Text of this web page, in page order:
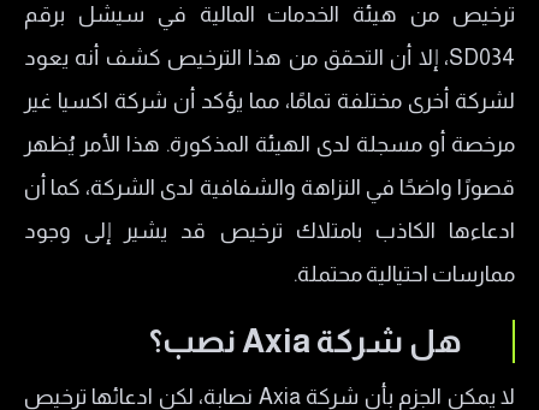
ترخيص من هيئة الخدمات المالية في سيشل برقم
SD034، إلا أن التحقق من هذا الترخيص كشف أنه يعود
لشركة أخرى مختلفة تمامًا، مما يؤكد أن شركة اكسيا غير
مرخصة أو مسجلة لدى الهيئة المذكورة. هذا الأمر يُظهر
قصورًا واضحًا في النزاهة والشفافية لدى الشركة، كما أن
ادعاءها الكاذب بامتلاك ترخيص قد يشير إلى وجود
ممارسات احتيالية محتملة.
هل شركة Axia نصب؟
لا يمكن الجزم بأن شركة Axia نصابة، لكن ادعائها ترخيص